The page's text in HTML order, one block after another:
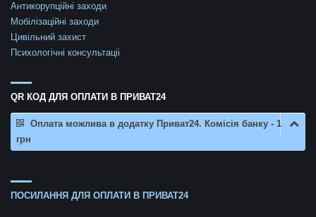
Антикорупційні заходи
Мобілізаційні заходи
Цивільний захист
Психологічні консультаціі
QR КОД ДЛЯ ОПЛАТИ В ПРИВАТ24
Оплата можлива в додатку Приват24. Комісія банку - 1
грн
ПОСИЛАННЯ ДЛЯ ОПЛАТИ В ПРИВАТ24